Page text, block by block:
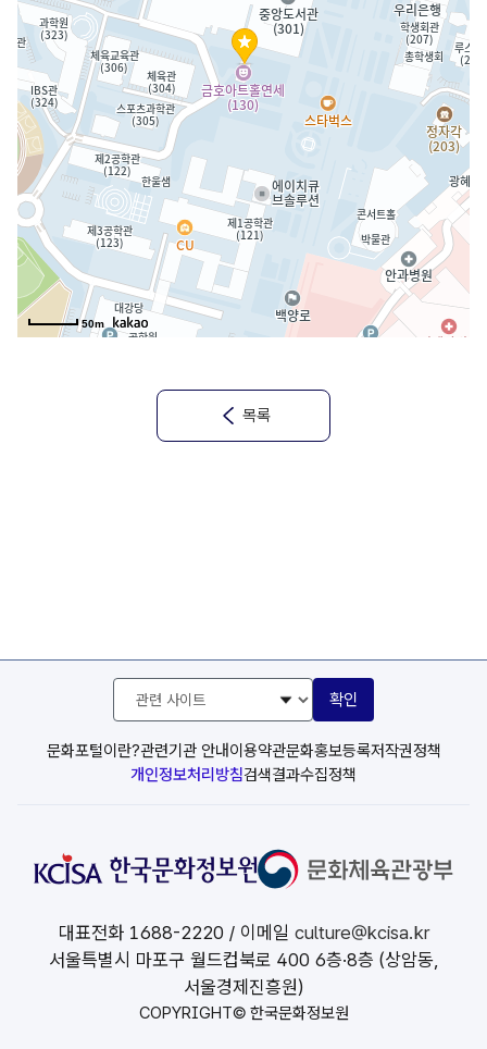
50m
목록
문화포털이란?관련기관 안내이용약관문화홍보등록저작권정책
개인정보처리방침검색결과수집정책
관
사
이
트
확인
대표전화 1688-2220 / 이메일 culture@kcisa.kr
서울특별시 마포구 월드컵북로 400 6층·8층 (상암동,
서울경제진흥원)
COPYRIGHT© 한국문화정보원